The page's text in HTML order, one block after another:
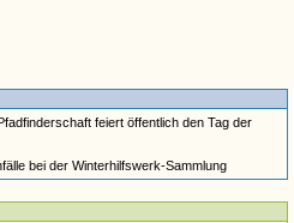
feiert öffentlich den Tag der
bei der Winterhilfswerk-Sammlung